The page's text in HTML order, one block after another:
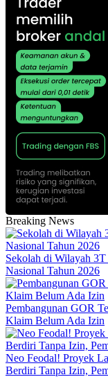
Breaking News
Sekolah di Wilayah
Nasional Tahun 2026
Pembangunan GOR
Klaim Belum Ada Izin
Neo Feodal! Proyek
Berdiri Tanpa Izin,